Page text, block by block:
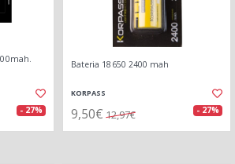
- 27%
Bateria 18650 2400 mah
KORPASS
9,50€ 12,97€ - 27%